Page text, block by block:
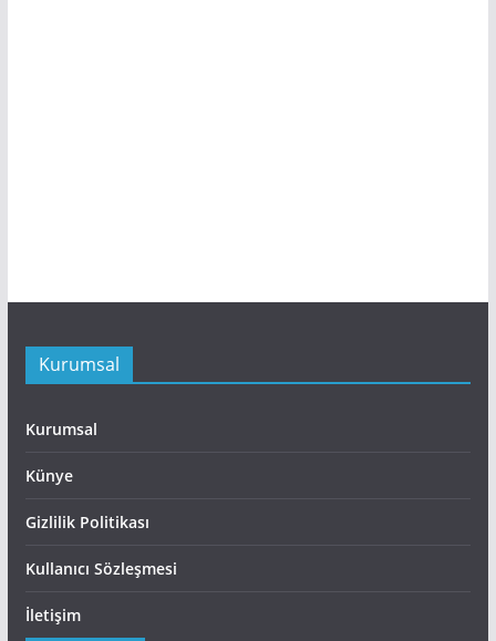
Kurumsal
Kurumsal
Künye
Gizlilik Politikası
Kullanıcı Sözleşmesi
İletişim